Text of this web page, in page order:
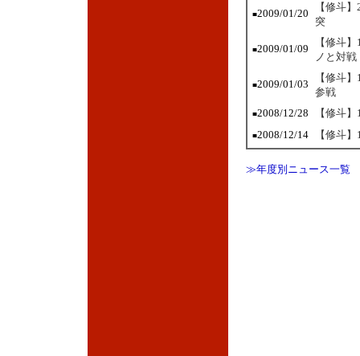
■2009/01/20
【修斗
突
■2009/01/09
【修斗
ノと対戦
■2009/01/03
【修斗
参戦
■2008/12/28 【修斗
■2008/12/14 【修斗
≫年度別ニュース一覧